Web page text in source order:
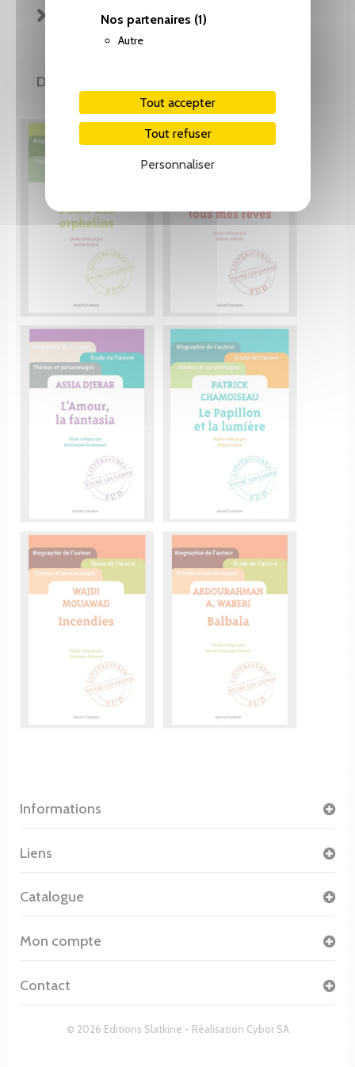
Nos partenaires (1)
Autre
Tout accepter
Tout refuser
Personnaliser
EXTRAITS
DE LA MÊME COLLECTION
Informations
© 2026 Editions Slatkine - Réalisation Cybor SA
Liens
Catalogue
Mon compte
Contact